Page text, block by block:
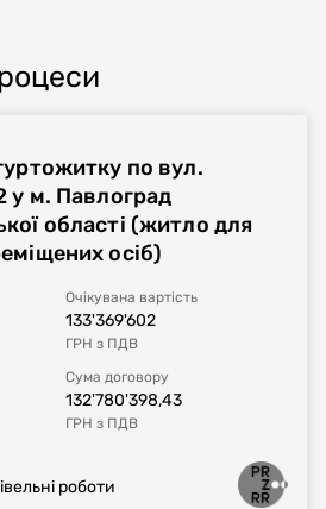
по вул.
у м. Павлоград
області (житло для
осіб)
Очікувана вартість
133'369'602
ГРН з ПДВ
Сума договору
132'780'398,43
ГРН з ПДВ
роботи